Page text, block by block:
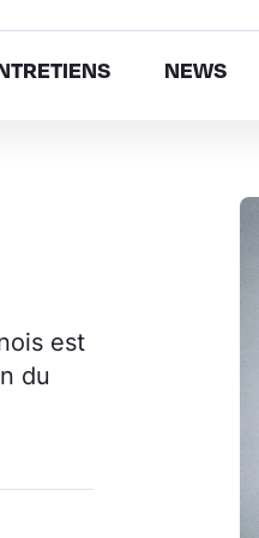
NEWS
est
du